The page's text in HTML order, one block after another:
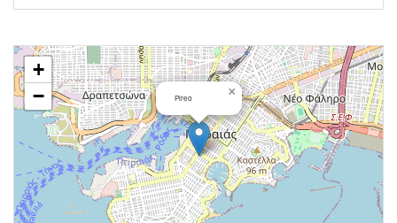
Pireo ×
+
−